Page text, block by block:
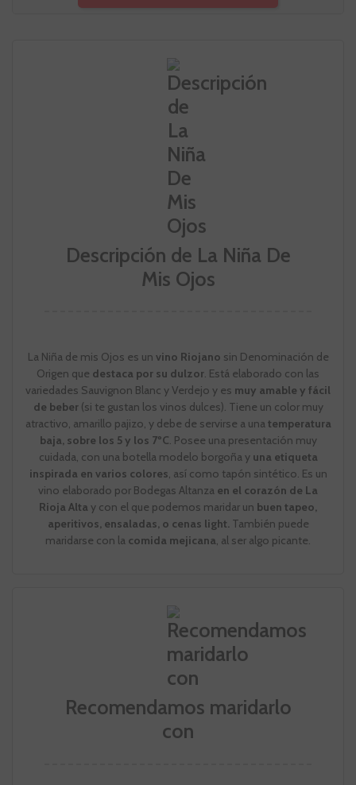
Descripción de La Niña De
Mis Ojos
La Niña de mis Ojos es un vino Riojano sin Denominación de
Origen que destaca por su dulzor. Está elaborado con las
variedades Sauvignon Blanc y Verdejo y es muy amable y fácil
de beber(si te gustan los vinos dulces). Tiene un color muy
atractivo, amarillo pajizo, y debe de servirse a unatemperatura
baja, sobre los 5 y los 7ºC. Posee una presentación muy
cuidada, con una botella modelo borgoña y una etiqueta
inspirada en varios colores, así como tapón sintético. Es un
vino elaborado por Bodegas Altanza en el corazón de La
Rioja Alta y con el que podemos maridar un buen tapeo,
aperitivos, ensaladas, o cenas light.También puede
maridarse con la comida mejicana, al ser algo picante.
Recomendamos maridarlo
con